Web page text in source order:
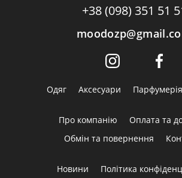
+38 (098) 351 51
Одяг Аксесуари Парфумерія
Про компанію
Оплата та
Обмін та повернення
Новини Політика